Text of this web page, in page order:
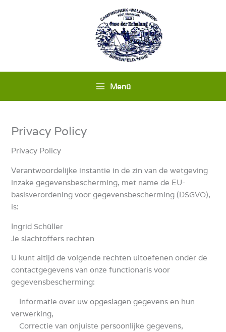
Menü
Privacy Policy
Privacy Policy
Verantwoordelijke instantie in de zin van de wetgeving
inzake gegevensbescherming, met name de EU-
basisverordening voor gegevensbescherming (DSGVO),
is:
Ingrid Schüller
Je slachtoffers rechten
U kunt altijd de volgende rechten uitoefenen onder de
contactgegevens van onze functionaris voor
gegevensbescherming:
Informatie over uw opgeslagen gegevens en hun
verwerking,
Correctie van onjuiste persoonlijke gegevens,